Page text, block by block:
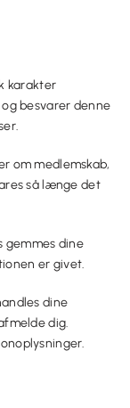
karakter
besvarer denne
om medlemskab,
så længe det
gemmes dine
er givet.
dine
dig.